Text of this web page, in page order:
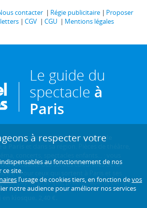
contacter Régie publicitaire
Proposer
CGV CGU
Mentions légales
Le guide du
spectacle à
Paris
spectacles estl'hebdomadaire de
Paris
et dans sa région. Pièces de théâtre,
concerts, spectacles enfants... : vous
l'actualité des sorties culturelles de la
! Pour ceux qui sortent à Paris et ses
papier pratique, précis, fiable et complet.
kiosque. 2,40 €.
à respecter votre
au fonctionnement de nos
ce site.
l’usage de cookies tiers, en fonction devos
notre audience pour améliorer nos services